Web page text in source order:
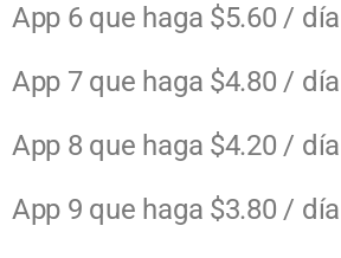
App 6 que haga $5.60 / día
App 7 que haga $4.80 / día
App 8 que haga $4.20 / día
App 9 que haga $3.80 / día